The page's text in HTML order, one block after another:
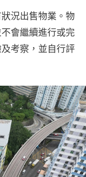
況出售物業。物
會繼續進行或完
考察，並自行評